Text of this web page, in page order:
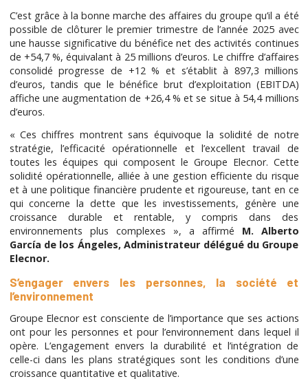
C’est grâce à la bonne marche des affaires du groupe qu’il a été
possible de clôturer le premier trimestre de l’année 2025 avec
une hausse significative du bénéfice net des activités continues
de +54,7 %, équivalant à 25 millions d’euros. Le chiffre d’affaires
consolidé progresse de +12 % et s’établit à 897,3 millions
d’euros, tandis que le bénéfice brut d’exploitation (EBITDA)
affiche une augmentation de +26,4 % et se situe à 54,4 millions
d’euros.
« Ces chiffres montrent sans équivoque la solidité de notre
stratégie, l’efficacité opérationnelle et l’excellent travail de
toutes les équipes qui composent le Groupe Elecnor. Cette
solidité opérationnelle, alliée à une gestion efficiente du risque
et à une politique financière prudente et rigoureuse, tant en ce
qui concerne la dette que les investissements, génère une
croissance durable et rentable, y compris dans des
environnements plus complexes », a affirmé M. Alberto
García de los Ángeles, Administrateur délégué du Groupe
Elecnor.
S’engager envers les personnes, la société et
l’environnement
Groupe Elecnor est consciente de l’importance que ses actions
ont pour les personnes et pour l’environnement dans lequel il
opère. L’engagement envers la durabilité et l’intégration de
celle-ci dans les plans stratégiques sont les conditions d’une
croissance quantitative et qualitative.